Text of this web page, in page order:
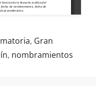
, Gran
, nombramientos